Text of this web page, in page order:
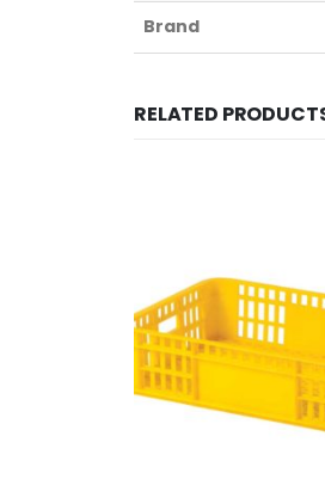
Brand
RELATED